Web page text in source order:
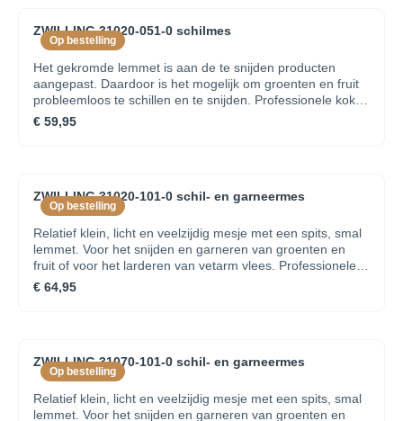
Op bestelling
ZWILLING 31020-051-0 schilmes
Het gekromde lemmet is aan de te snijden producten
aangepast. Daardoor is het mogelijk om groenten en fruit
probleemloos te schillen en te snijden. Professionele koks
over de hele wereld vertrouwen op de kwaliteit en de
traditie van deze messenserie met klinknagels. Staal
ontwikkeld FRIODUR® ijsgehard lemmet SIGMAFORGE®,
exact gesmeed uit één enkel stuk Greep uit kunststof met
rivetten Beperkte levenslange garantie op
productiefoutenGewicht 0,058 kgLengte van het lemmet 7
cm
€ 59,95
Op bestelling
ZWILLING 31020-101-0 schil- en garneermes
Relatief klein, licht en veelzijdig mesje met een spits, smal
lemmet. Voor het snijden en garneren van groenten en
fruit of voor het larderen van vetarm vlees. Professionele
koks over de hele wereld vertrouwen op de kwaliteit en de
traditie van deze messenserie met klinknagels. Staal
ontwikkeld FRIODUR® ijsgehard lemmet SIGMAFORGE®,
exact gesmeed uit één enkel stuk Greep uit kunststof met
rivetten Beperkte levenslange garantie op
productiefoutenGewicht 0,141 kgLengte van het lemmet
€ 64,95
Op bestelling
ZWILLING 31070-101-0 schil- en garneermes
Relatief klein, licht en veelzijdig mesje met een spits, smal
lemmet. Voor het snijden en garneren van groenten en